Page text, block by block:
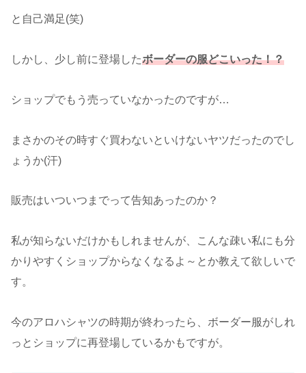
と自己満足(笑)
しかし、少し前に登場したボーダーの服どこいった！？
ショップでもう売っていなかったのですが…
まさかのその時すぐ買わないといけないヤツだったのでし
ょうか(汗)
販売はいついつまでって告知あったのか？
私が知らないだけかもしれませんが、こんな疎い私にも分
かりやすくショップからなくなるよ～とか教えて欲しいで
す。
今のアロハシャツの時期が終わったら、ボーダー服がしれ
っとショップに再登場しているかもですが。